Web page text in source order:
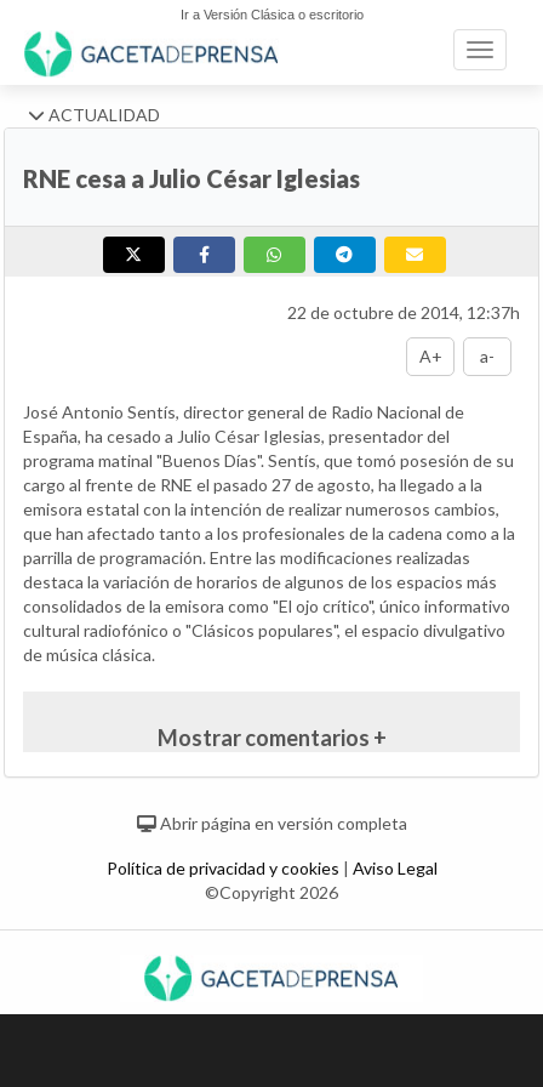
Ir a Versión Clásica o escritorio
Toggle
ACTUALIDAD
RNE cesa a Julio César Iglesias
22 de octubre de 2014, 12:37h
A+ a-
José Antonio Sentís, director general de Radio Nacional de
España, ha cesado a Julio César Iglesias, presentador del
programa matinal "Buenos Días". Sentís, que tomó posesión de su
cargo al frente de RNE el pasado 27 de agosto, ha llegado a la
emisora estatal con la intención de realizar numerosos cambios,
que han afectado tanto a los profesionales de la cadena como a la
parrilla de programación. Entre las modificaciones realizadas
destaca la variación de horarios de algunos de los espacios más
consolidados de la emisora como "El ojo crítico", único informativo
cultural radiofónico o "Clásicos populares", el espacio divulgativo
de música clásica.
Mostrar comentarios +
Abrir página en versión completa
Política de privacidad y cookies | Aviso Legal
©Copyright 2026